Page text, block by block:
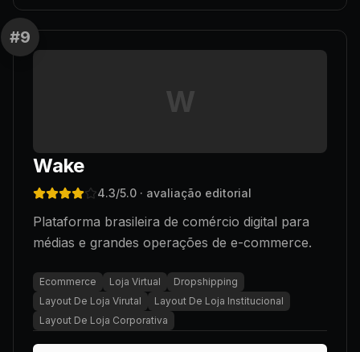
#9
W
Wake
4.3/5.0 · avaliação editorial
Plataforma brasileira de comércio digital para
médias e grandes operações de e-commerce.
Ecommerce Loja Virtual
Dropshipping
Layout De Loja Virutal
Layout De Loja Institucional
Layout De Loja Corporativa